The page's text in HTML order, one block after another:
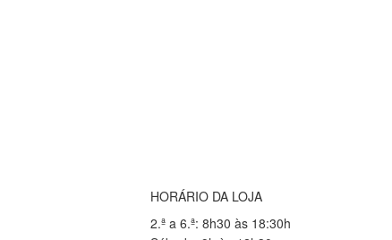
HORÁRIO DA LOJA
2.ª a 6.ª: 8h30 às 18:30h